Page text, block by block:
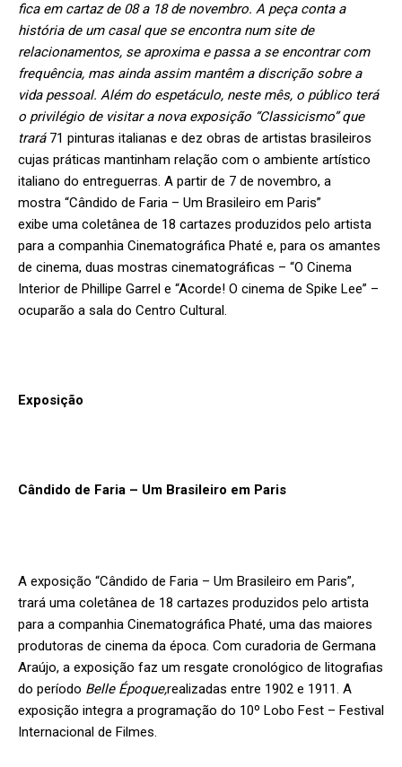
fica em cartaz de 08 a 18 de novembro. A peça conta a
história de um casal que se encontra num site de
relacionamentos, se aproxima e passa a se encontrar com
frequência, mas ainda assim mantêm a discrição sobre a
vida pessoal. Além do espetáculo, neste mês, o público terá
o privilégio de visitar a nova exposição “Classicismo” que
trará 71 pinturas italianas e dez obras de artistas brasileiros
cujas práticas mantinham relação com o ambiente artístico
italiano do entreguerras. A partir de 7 de novembro, a
mostra “Cândido de Faria – Um Brasileiro em Paris”
exibe uma coletânea de 18 cartazes produzidos pelo artista
para a companhia Cinematográfica Phaté e, para os amantes
de cinema, duas mostras cinematográficas – “O Cinema
Interior de Phillipe Garrel e “Acorde! O cinema de Spike Lee” –
ocuparão a sala do Centro Cultural.
Exposição
Cândido de Faria – Um Brasileiro em Paris
A exposição “Cândido de Faria – Um Brasileiro em Paris”,
trará uma coletânea de 18 cartazes produzidos pelo artista
para a companhia Cinematográfica Phaté, uma das maiores
produtoras de cinema da época. Com curadoria de Germana
Araújo, a exposição faz um resgate cronológico de litografias
do período Belle Époque,realizadas entre 1902 e 1911. A
exposição integra a programação do 10º Lobo Fest – Festival
Internacional de Filmes.